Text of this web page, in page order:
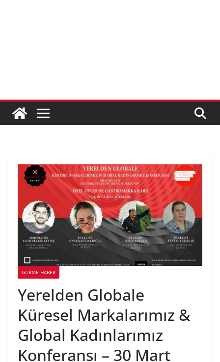
GURME HABER
Yerelden Globale
Küresel Markalarımız &
Global Kadınlarımız
Konferansı – 30 Mart